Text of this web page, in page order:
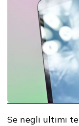
Se negli ultimi